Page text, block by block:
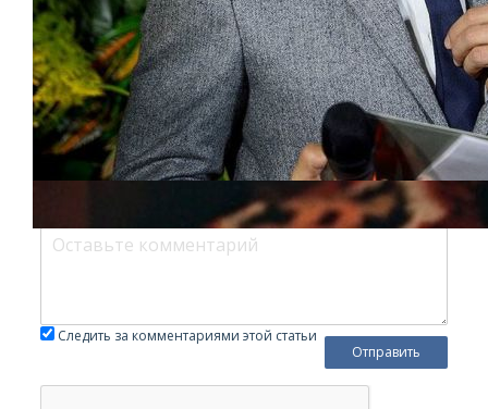
Войти с
помощью:
Уважаемые читатели! Мы не приемлем в комментариях
мат, оскорбления других участников, спам и ссылки на
сторонние ресурсы, враждебные заявления в сторону
администрации и посетителей ресурса. Комментарии,
нарушающие правила сайта, будут удалены.
Обязательные поля отмечены *
Следить за комментариями этой статьи